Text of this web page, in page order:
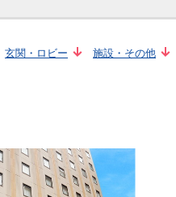
玄関・ロビー 施設・その他